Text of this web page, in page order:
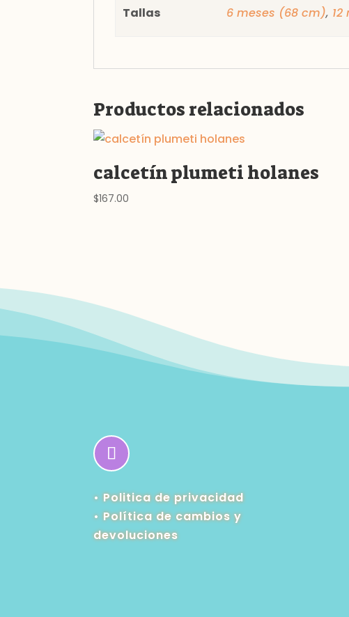
Tallas 6 meses (68 cm),
Productos relacionados
calcetín plumeti holanes
$167.00
• Politica de privacidad
•Política de cambios y
devoluciones